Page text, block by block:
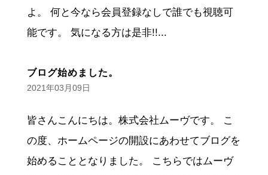
よ。 何と今なら会員登録なしで誰でも視聴可
能です。 気になる方は是非!!...
ブログ始めました。
2021年03月09日
皆さんこんにちは。株式会社ムーヴです。 こ
の度、ホームページの開設にあわせてブログを
始めることとなりました。 こちらではムーヴ